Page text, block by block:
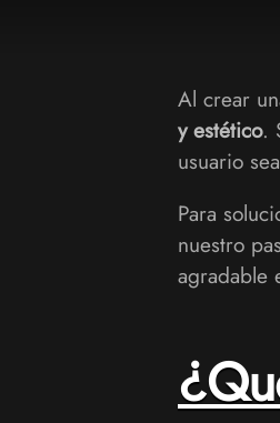
Al crear
y estético.
usuario
Para
nuestro
agradable